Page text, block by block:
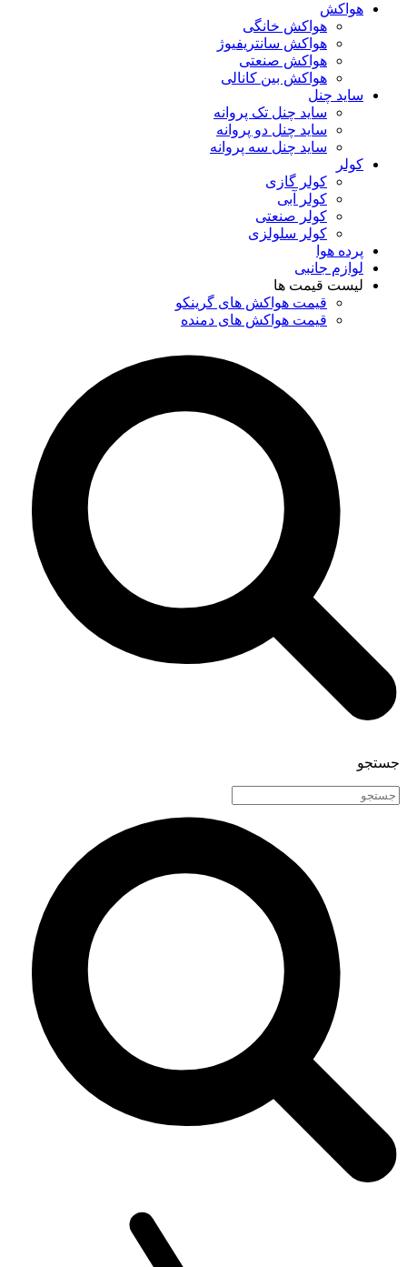
هواکش
هواکش خانگی
هواکش سانتریفیوژ
هواکش صنعتی
هواکش بین کانالی
ساید چنل
ساید چنل تک پروانه
ساید چنل دو پروانه
ساید چنل سه پروانه
کولر
کولر گازی
کولر آبی
کولر صنعتی
کولر سلولزی
پرده هوا
لوازم جانبی
لیست قیمت ها
قیمت هواکش های گرینکو
قیمت هواکش های دمنده
جستجو